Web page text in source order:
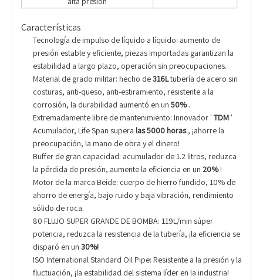
Características
Tecnología de impulso de líquido a líquido: aumento de
presión estable y eficiente, piezas importadas garantizan la
estabilidad a largo plazo, operación sin preocupaciones.
Material de grado militar: hecho de316Ltubería de acero sin
costuras, anti-queso, anti-estiramiento, resistente a la
corrosión, la durabilidad aumentó en un 50%.
Extremadamente libre de mantenimiento: Innovador ' TDM '
Acumulador, Life Span supera las 5000 horas, ¡ahorre la
preocupación, la mano de obra y el dinero!
Buffer de gran capacidad: acumulador de 1.2 litros, reduzca
la pérdida de presión, aumente la eficiencia en un 20%!
Motor de la marca Beide: cuerpo de hierro fundido, 10% de
ahorro de energía, bajo ruido y baja vibración, rendimiento
sólido de roca.
80 FLUJO SUPER GRANDE DE BOMBA: 119L/min súper
potencia, reduzca la resistencia de la tubería, ¡la eficiencia se
disparó en un 30%!
ISO International Standard Oil Pipe: Resistente a la presión y la
fluctuación, ¡la estabilidad del sistema líder en la industria!